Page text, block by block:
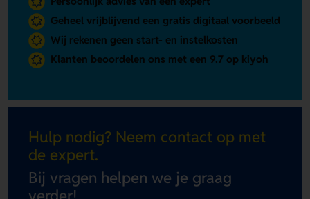
Geheel vrijblijvend een gratis digitaal voorbeeld
Wij rekenen geen start- en instelkosten
Klanten beoordelen ons met een 9.7 op kiyoh
Hulp nodig? Neem contact op met
de expert.
Bij vragen helpen we je graag